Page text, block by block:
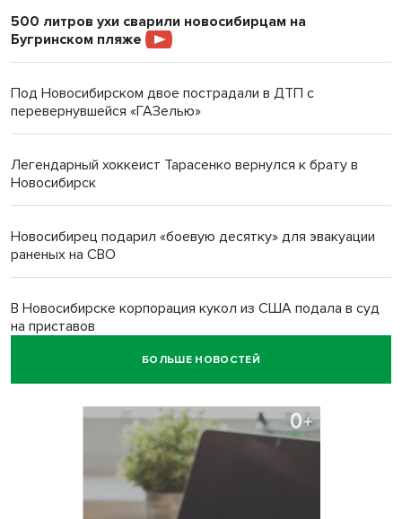
500 литров ухи сварили новосибирцам на
Бугринском пляже
Под Новосибирском двое пострадали в ДТП с
перевернувшейся «ГАЗелью»
Легендарный хоккеист Тарасенко вернулся к брату в
Новосибирск
Новосибирец подарил «боевую десятку» для эвакуации
раненых на СВО
В Новосибирске корпорация кукол из США подала в суд
на приставов
БОЛЬШЕ НОВОСТЕЙ